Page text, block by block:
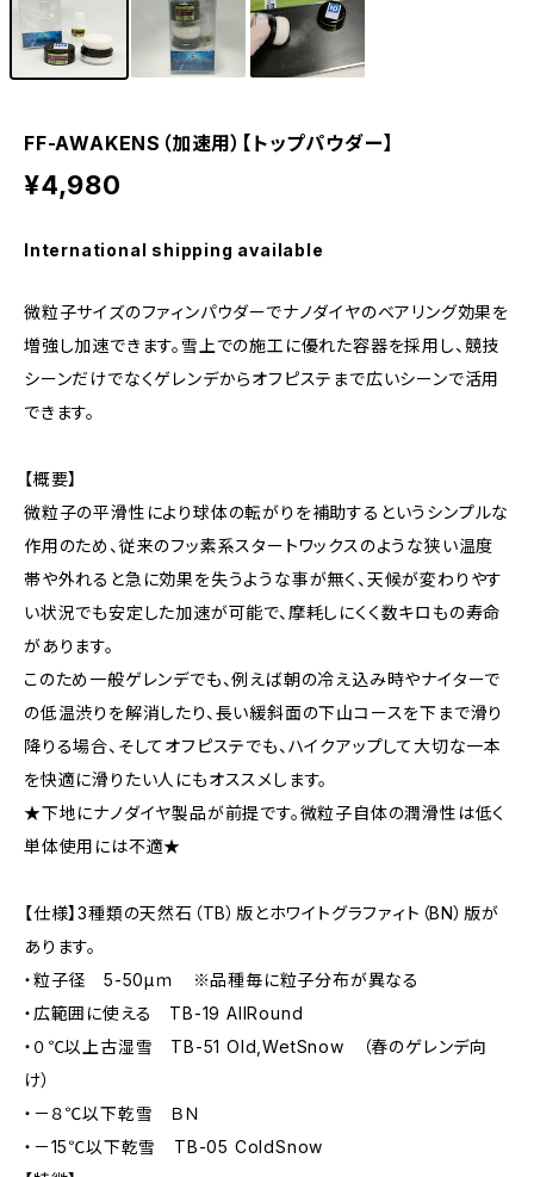
FF-AWAKENS（加速用）【トップパウダー】
¥4,980
International shipping available
微粒子サイズのファィンパウダーでナノダイヤのベアリング効果を
増強し加速できます。雪上での施工に優れた容器を採用し、競技
シーンだけでなくゲレンデからオフピステまで広いシーンで活用
できます。
【概要】
微粒子の平滑性により球体の転がりを補助するというシンプルな
作用のため、従来のフッ素系スタートワックスのような狭い温度
帯や外れると急に効果を失うような事が無く、天候が変わりやす
い状況でも安定した加速が可能で、摩耗しにくく数キロもの寿命
があります。
このため一般ゲレンデでも、例えば朝の冷え込み時やナイターで
の低温渋りを解消したり、長い緩斜面の下山コースを下まで滑り
降りる場合、そしてオフピステでも、ハイクアップして大切な一本
を快適に滑りたい人にもオススメします。
★下地にナノダイヤ製品が前提です。微粒子自体の潤滑性は低く
単体使用には不適★
【仕様】3種類の天然石（TB）版とホワイトグラファィト（BN）版が
あります。
・粒子径 5-50μｍ ※品種毎に粒子分布が異なる
・広範囲に使える TB-19 AllRound
・０℃以上古湿雪 TB-51 Old,WetSnow （春のゲレンデ向
け）
・－８℃以下乾雪 ＢＮ
・－15℃以下乾雪 TB-05 ColdSnow